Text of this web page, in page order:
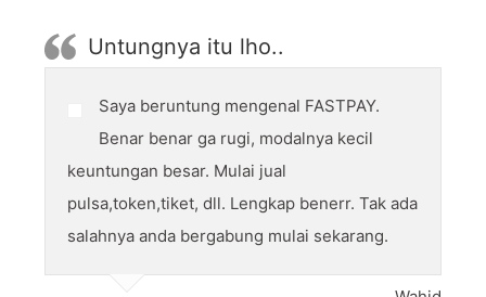
Untungnya itu lho..
Saya beruntung mengenal FASTPAY.
Benar benar ga rugi, modalnya kecil
keuntungan besar. Mulai jual
pulsa,token,tiket, dll. Lengkap benerr. Tak ada
salahnya anda bergabung mulai sekarang.